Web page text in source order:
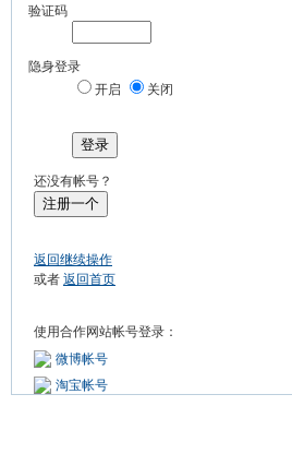
验证码
隐身登录
开启
关闭
登录
还没有帐号？
注册一个
返回继续操作
或者 返回首页
使用合作网站帐号登录：
微博帐号
淘宝帐号